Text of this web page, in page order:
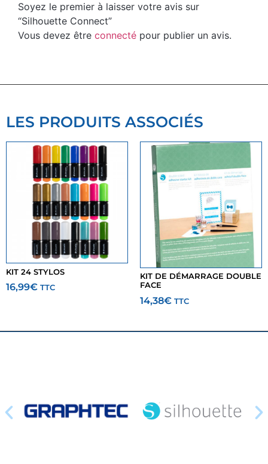
Soyez le premier à laisser votre avis sur
“Silhouette Connect”
Vous devez être connecté pour publier un avis.
LES PRODUITS ASSOCIÉS
KIT 24 STYLOS
16,99€ TTC
KIT DE DÉMARRAGE DOUBLE
FACE
14,38€ TTC